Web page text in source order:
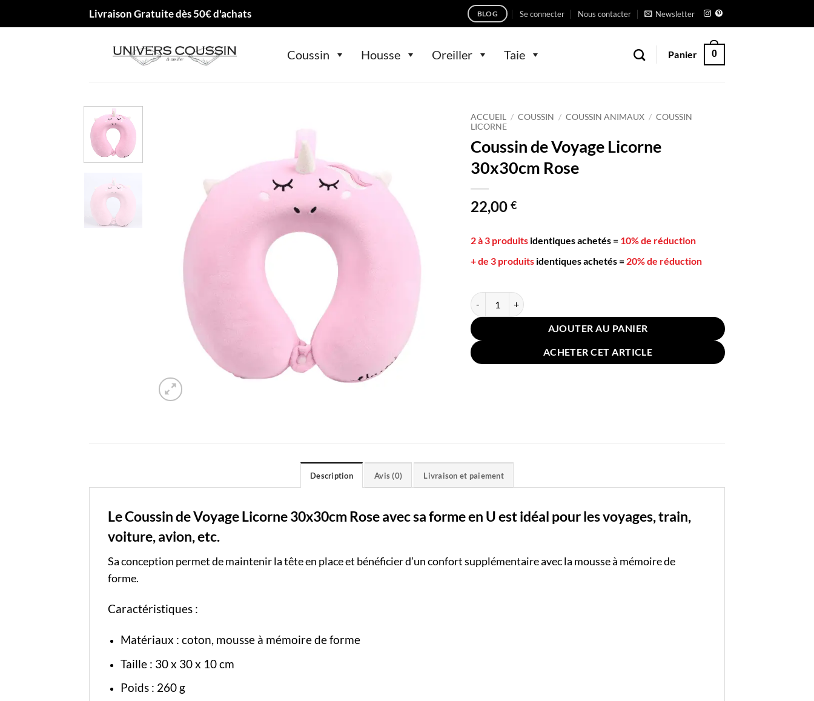
Livraison Gratuite dès 50€ d'achats BLOG Se connecter Nous contacter Newsletter
Coussin Housse Oreiller Taie Panier 0
ACCUEIL / COUSSIN / COUSSIN ANIMAUX / COUSSIN
LICORNE
Coussin de Voyage Licorne
30x30cm Rose
22,00 €
2 à 3 produits identiques achetés = 10% de réduction
+ de 3 produits identiques achetés = 20% de réduction
quantité de Coussin de Voyage Licorne 30x30cm Rose
AJOUTER AU PANIER
ACHETER CET ARTICLE
Description Avis (0) Livraison et paiement
Le Coussin de Voyage Licorne 30x30cm Rose avec sa forme en U est idéal pour les voyages, train,
voiture, avion, etc.
Sa conception permet de maintenir la tête en place et bénéficier d’un confort supplémentaire avec la mousse à mémoire de
forme.
Caractéristiques :
Matériaux : coton, mousse à mémoire de forme
Taille : 30 x 30 x 10 cm
Poids : 260 g